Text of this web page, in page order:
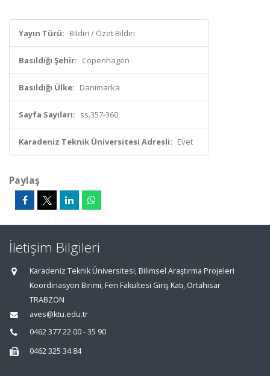
Yayın Türü: Bildiri / Özet Bildiri
Basıldığı Şehir: Copenhagen
Basıldığı Ülke: Danimarka
Sayfa Sayıları: ss.357-360
Karadeniz Teknik Üniversitesi Adresli: Evet
Paylaş
İletişim Bilgileri
Karadeniz Teknik Üniversitesi, Bilimsel Araştırma Projeleri
Koordinasyon Birimi, Fen Fakültesi Giriş Katı, Ortahisar
TRABZON
aves@ktu.edu.tr
0462 377 22 00 - 35 90
0462 325 34 84